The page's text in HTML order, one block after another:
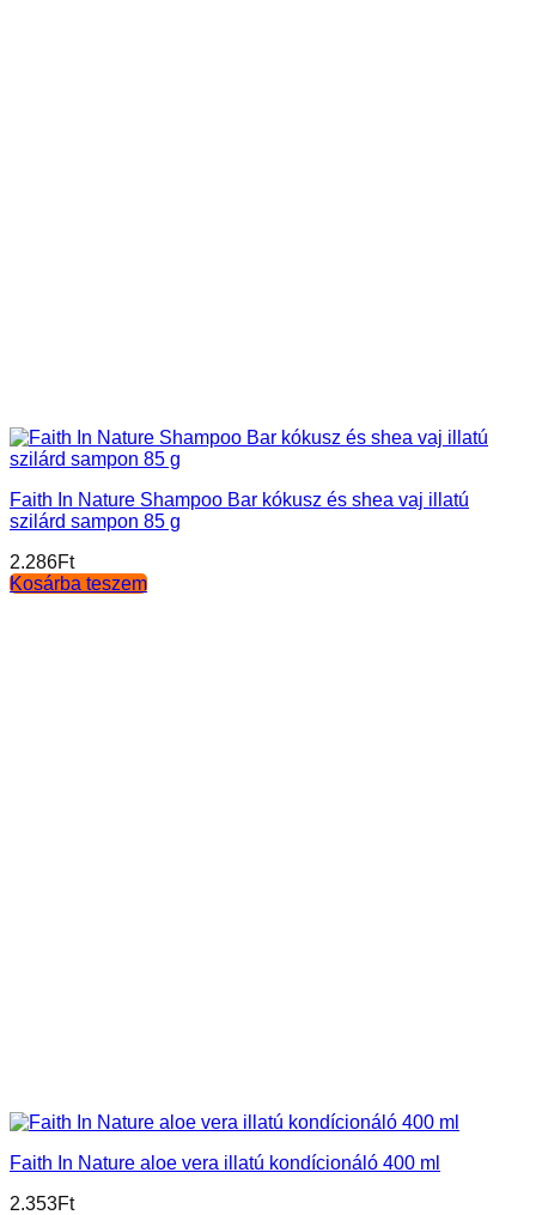
Faith In Nature Shampoo Bar kókusz és shea vaj illatú
szilárd sampon 85 g
2.286Ft
Kosárba teszem
Faith In Nature aloe vera illatú kondícionáló 400 ml
2.353Ft